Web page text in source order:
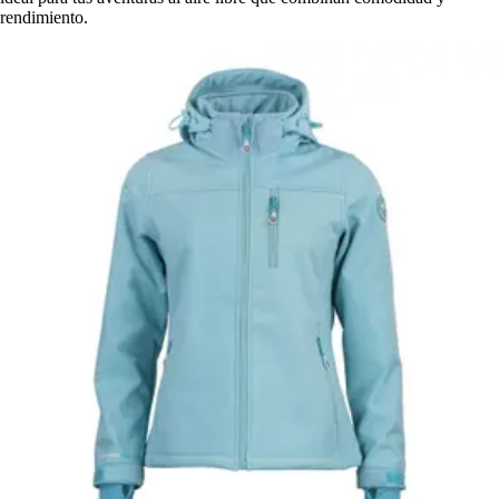
rendimiento.